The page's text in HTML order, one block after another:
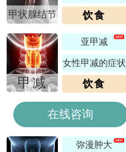
甲状腺结节 饮食
甲减
亚甲减
女性甲减的症状
饮食
在线咨询
弥漫肿大